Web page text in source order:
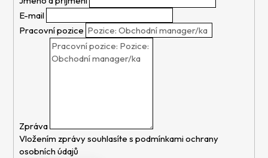
E-mail
Pracovní pozice
Zpráva
Vložením zprávy souhlasíte spodmínkami ochrany
osobních údajů